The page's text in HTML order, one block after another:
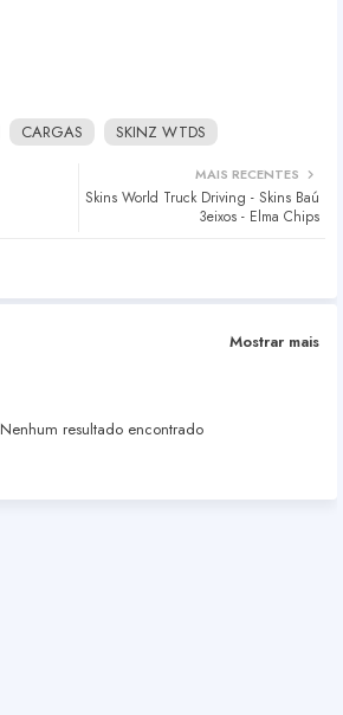
CARGAS SKINZ WTDS
MAIS RECENTES
Skins World Truck Driving - Skins Baú
3eixos - Elma Chips
Mostrar mais
Nenhum resultado encontrado